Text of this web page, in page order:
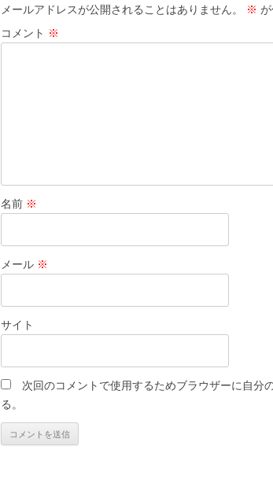
ゲ
ー
シ
メールアドレスが公開されることはありません。 ※
コメント ※
名前 ※
メール ※
サイト
次回のコメントで使用するためブラウザーに自分
る。